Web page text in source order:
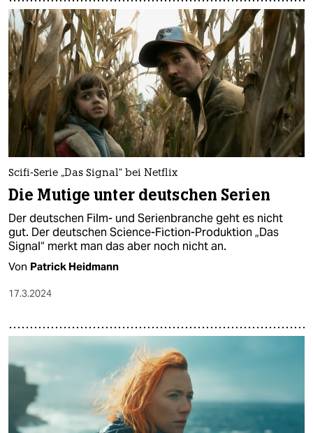
Scifi-Serie „Das Signal“ bei Netflix
Die Mutige unter deutschen Serien
Der deutschen Film- und Serienbranche geht es nicht
gut. Der deutschen Science-Fiction-Produktion „Das
Signal“ merkt man das aber noch nicht an.
Von Patrick Heidmann
17.3.2024